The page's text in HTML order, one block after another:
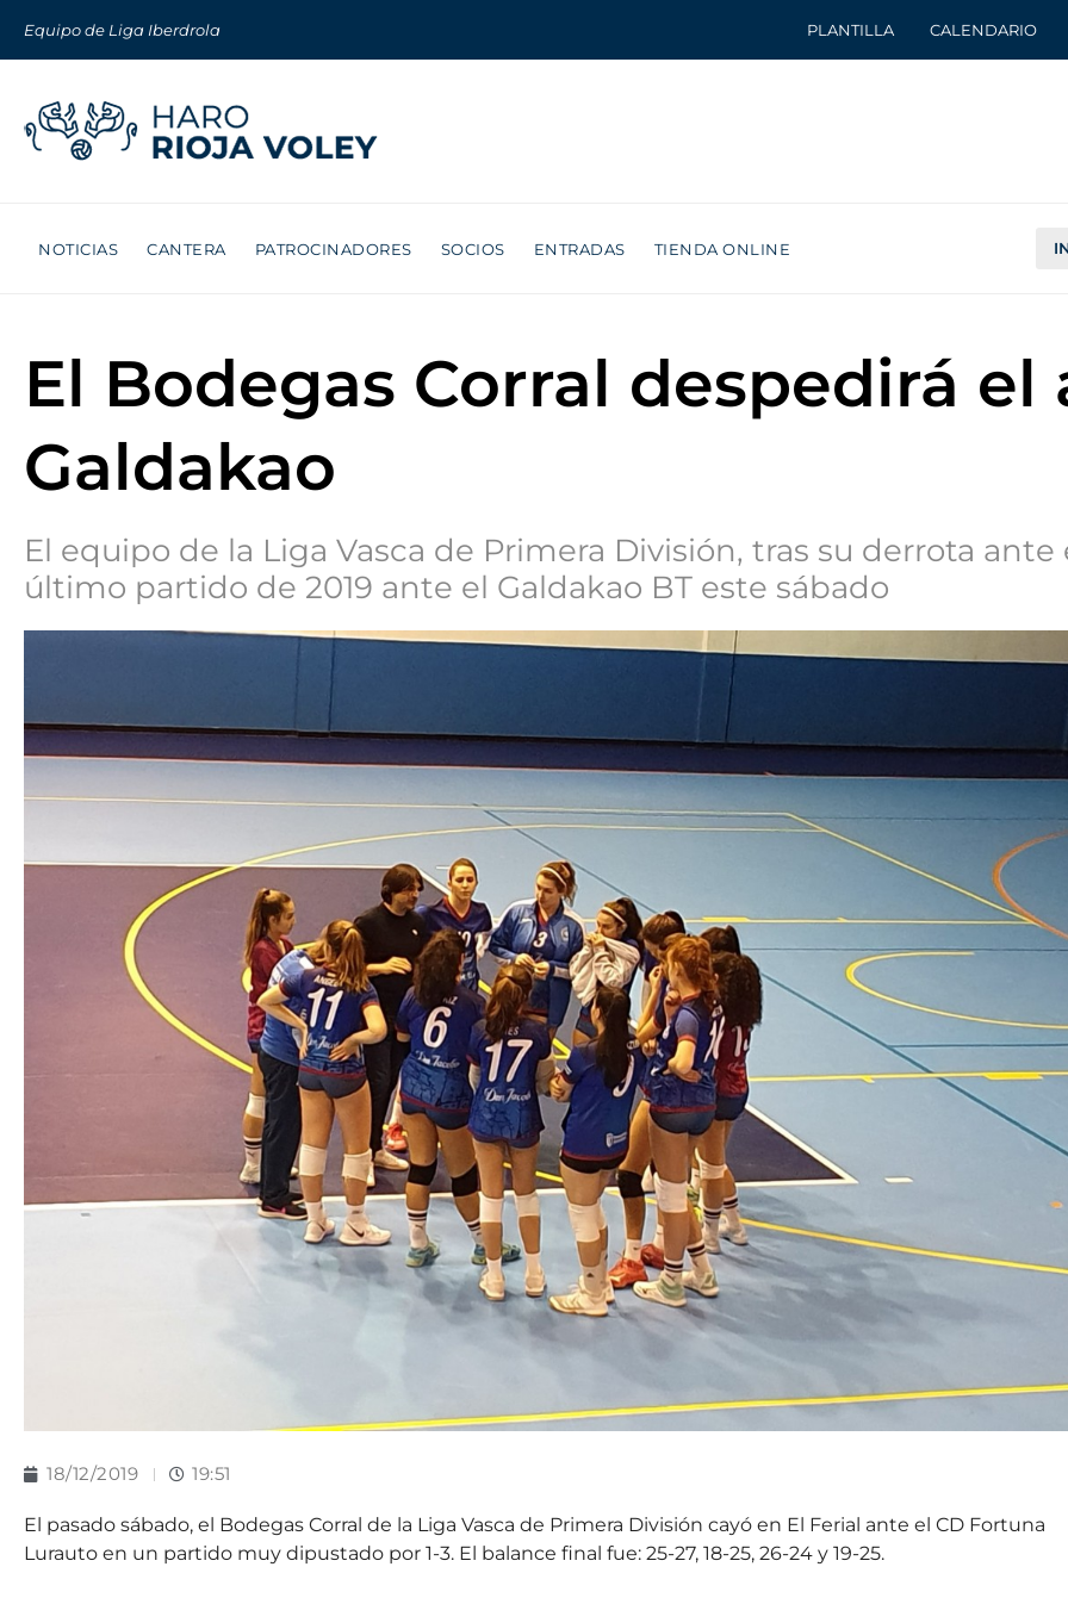
Equipo de Liga Iberdrola PLANTILLA CALENDARIO
NOTICIAS CANTERA PATROCINADORES SOCIOS ENTRADAS TIENDA ONLINE
El Bodegas Corral despedirá el
Galdakao
El equipo de la Liga Vasca de Primera División, tras su derrota
último partido de 2019 ante el Galdakao BT este sábado
18/12/2019 19:51
El pasado sábado, el Bodegas Corral de la Liga Vasca de Primera División cayó en El Ferial ante el CD Fortuna
Lurauto en un partido muy dipustado por 1-3. El balance final fue: 25-27, 18-25, 26-24 y 19-25.